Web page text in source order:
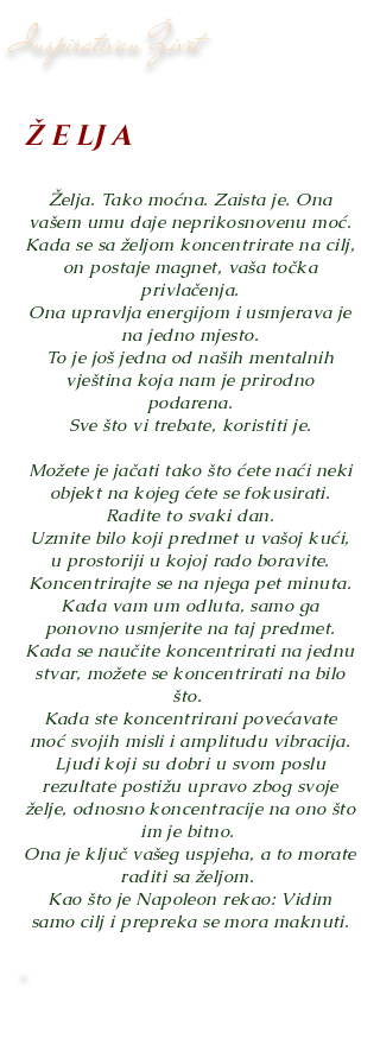
Inspirativan Život
Ž E LJ A
Želja. Tako moćna. Zaista je. Ona
vašem umu daje neprikosnovenu moć.
Kada se sa željom koncentrirate na cilj,
on postaje magnet, vaša točka
privlačenja.
Ona upravlja energijom i usmjerava je
na jedno mjesto.
To je još jedna od naših mentalnih
vještina koja nam je prirodno
podarena.
Sve što vi trebate, koristiti je.
Možete je jačati tako što ćete naći neki
objekt na kojeg ćete se fokusirati.
Radite to svaki dan.
Uzmite bilo koji predmet u vašoj kući,
u prostoriji u kojoj rado boravite.
Koncentrirajte se na njega pet minuta.
Kada vam um odluta, samo ga
ponovno usmjerite na taj predmet.
Kada se naučite koncentrirati na jednu
stvar, možete se koncentrirati na bilo
što.
Kada ste koncentrirani povećavate
moć svojih misli i amplitudu vibracija.
Ljudi koji su dobri u svom poslu
rezultate postižu upravo zbog svoje
želje, odnosno koncentracije na ono što
im je bitno.
Ona je ključ vašeg uspjeha, a to morate
raditi sa željom.
Kao što je Napoleon rekao: Vidim
samo cilj i prepreka se mora maknuti.